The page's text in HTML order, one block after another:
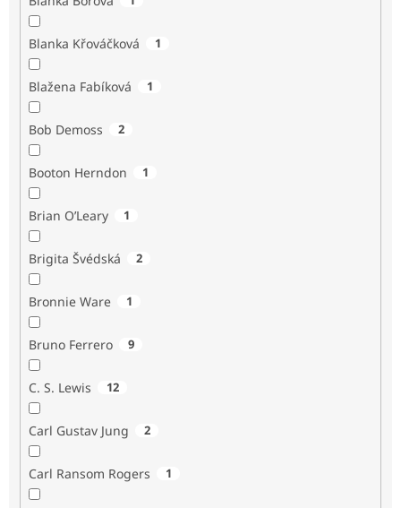
Blanka Křováčková 1
Blažena Fabíková 1
Bob Demoss 2
Booton Herndon 1
Brian O’Leary 1
Brigita Švédská 2
Bronnie Ware 1
Bruno Ferrero 9
C. S. Lewis 12
Carl Gustav Jung 2
Carl Ransom Rogers 1